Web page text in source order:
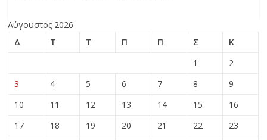
Αύγουστος 2026
Δ
Τ Τ Π Π Σ
Κ
1
2
3
4 5 6 7 8
9
10
11 12 13 14 15
16
17
18 19 20 21 22
23